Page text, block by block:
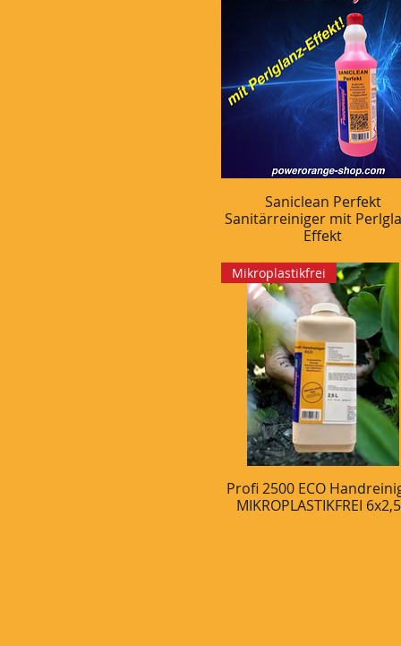
Schnellansicht
Saniclean Perfekt
Sanitärreiniger mit
Effekt
Schnellansicht
Mikroplastikfrei
Profi 2500 ECO
MIKROPLASTIKFREI